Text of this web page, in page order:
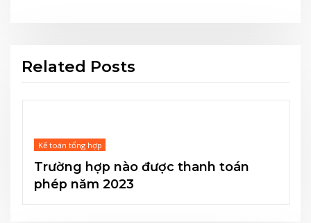
Related Posts
toán tổng hợp
hợp nào được thanh toán
năm 2023